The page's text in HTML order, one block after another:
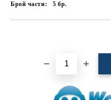
Брой части: 5бр.